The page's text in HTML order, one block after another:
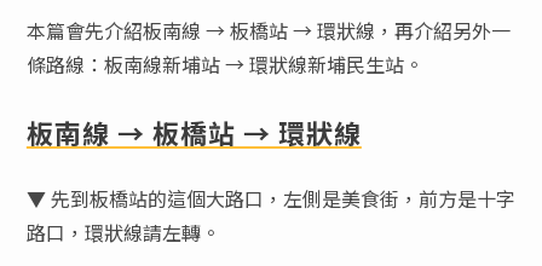
本篇會先介紹板南線 → 板橋站 → 環狀線，再介紹另外一
條路線：板南線新埔站 → 環狀線新埔民生站。
板南線 → 板橋站 → 環狀線
▼ 先到板橋站的這個大路口，左側是美食街，前方是十字
路口，環狀線請左轉。